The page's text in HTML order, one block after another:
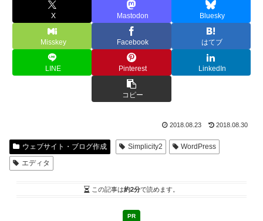
X Mastodon Bluesky
Misskey Facebook はてブ
LINE Pinterest LinkedIn
コピー
2018.08.23 2018.08.30
ウェブサイト・ブログ作成 Simplicity2
WordPress
エディタ
この記事は約2分で読めます。
PR